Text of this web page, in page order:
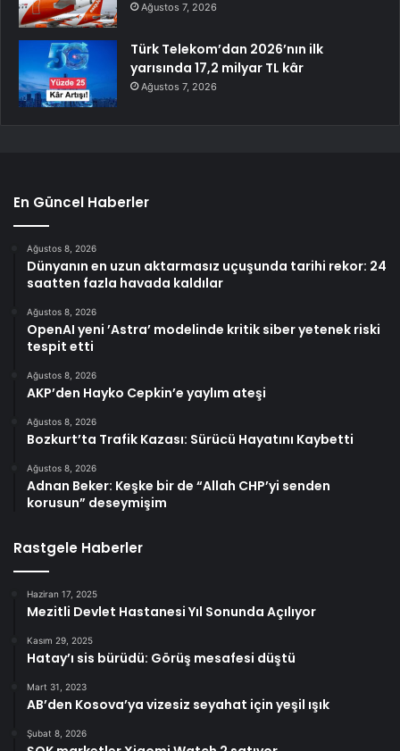
Ağustos 7, 2026
Türk Telekom’dan 2026’nın ilk
yarısında 17,2 milyar TL kâr
Ağustos 7, 2026
En Güncel Haberler
Ağustos 8, 2026
Dünyanın en uzun aktarmasız uçuşunda tarihi rekor: 24
saatten fazla havada kaldılar
Ağustos 8, 2026
OpenAI yeni ’Astra’ modelinde kritik siber yetenek riski
tespit etti
Ağustos 8, 2026
AKP’den Hayko Cepkin’e yaylım ateşi
Ağustos 8, 2026
Bozkurt’ta Trafik Kazası: Sürücü Hayatını Kaybetti
Ağustos 8, 2026
Adnan Beker: Keşke bir de “Allah CHP’yi senden
korusun” deseymişim
Rastgele Haberler
Haziran 17, 2025
Mezitli Devlet Hastanesi Yıl Sonunda Açılıyor
Kasım 29, 2025
Hatay’ı sis bürüdü: Görüş mesafesi düştü
Mart 31, 2023
AB’den Kosova’ya vizesiz seyahat için yeşil ışık
Şubat 8, 2026